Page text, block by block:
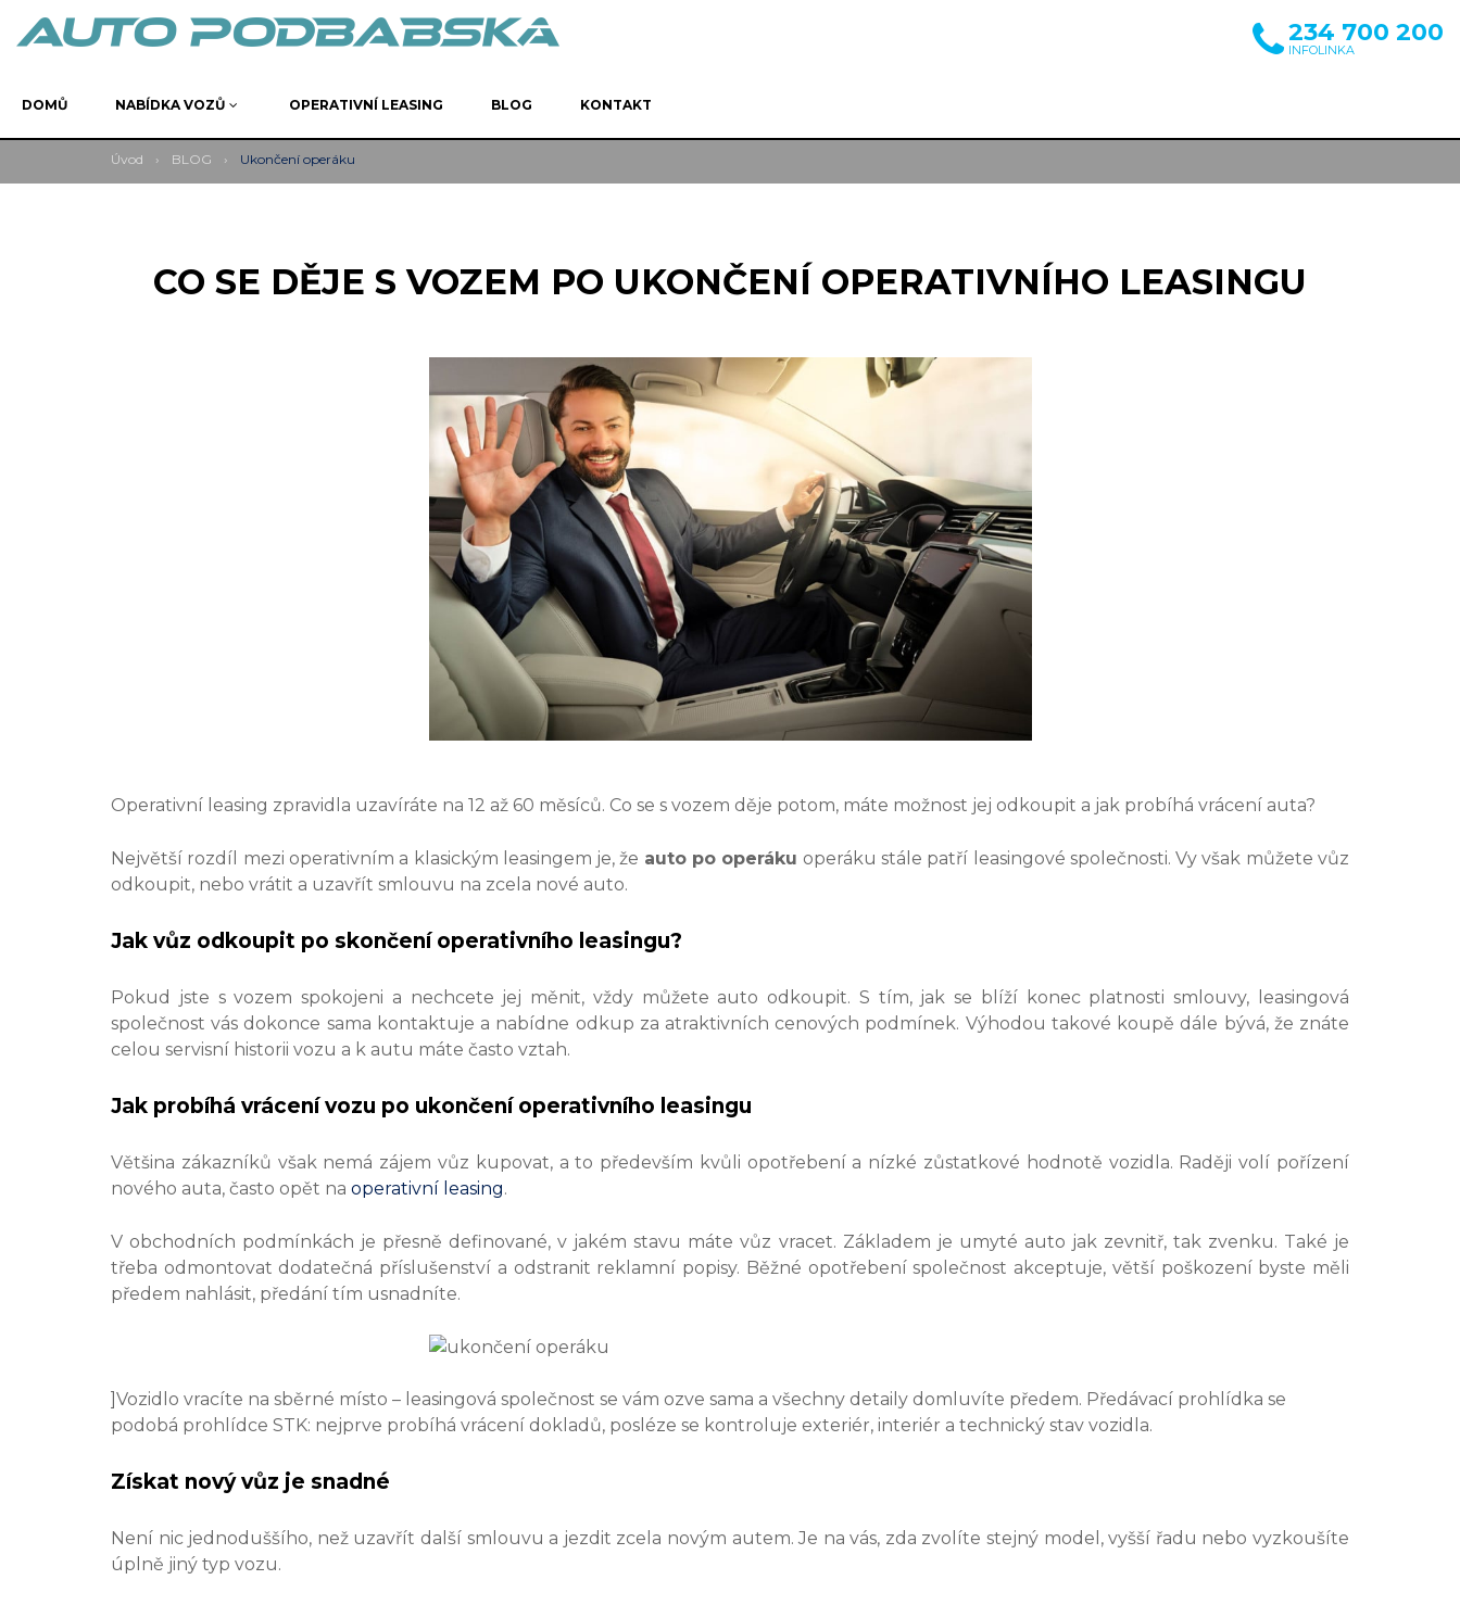
234 700 200
INFOLINKA
DOMŮ NABÍDKA VOZŮ OPERATIVNÍ LEASING BLOG KONTAKT
Úvod › BLOG › Ukončení operáku
CO SE DĚJE S VOZEM PO UKONČENÍ OPERATIVNÍHO LEASINGU
Operativní leasing zpravidla uzavíráte na 12 až 60 měsíců. Co se s vozem děje potom, máte možnost jej odkoupit a jak probíhá vrácení auta?
Největší rozdíl mezi operativním a klasickým leasingem je, že auto po operáku operáku stále patří leasingové společnosti. Vy však můžete vůz
odkoupit, nebo vrátit a uzavřít smlouvu na zcela nové auto.
Jak vůz odkoupit po skončení operativního leasingu?
Pokud jste s vozem spokojeni a nechcete jej měnit, vždy můžete auto odkoupit. S tím, jak se blíží konec platnosti smlouvy, leasingová
společnost vás dokonce sama kontaktuje a nabídne odkup za atraktivních cenových podmínek. Výhodou takové koupě dále bývá, že znáte
celou servisní historii vozu a k autu máte často vztah.
Jak probíhá vrácení vozu po ukončení operativního leasingu
Většina zákazníků však nemá zájem vůz kupovat, a to především kvůli opotřebení a nízké zůstatkové hodnotě vozidla. Raději volí pořízení
nového auta, často opět na operativní leasing.
V obchodních podmínkách je přesně definované, v jakém stavu máte vůz vracet. Základem je umyté auto jak zevnitř, tak zvenku. Také je
třeba odmontovat dodatečná příslušenství a odstranit reklamní popisy. Běžné opotřebení společnost akceptuje, větší poškození byste měli
předem nahlásit, předání tím usnadníte.
]Vozidlo vracíte na sběrné místo – leasingová společnost se vám ozve sama a všechny detaily domluvíte předem. Předávací prohlídka se
podobá prohlídce STK: nejprve probíhá vrácení dokladů, posléze se kontroluje exteriér, interiér a technický stav vozidla.
Získat nový vůz je snadné
Není nic jednoduššího, než uzavřít další smlouvu a jezdit zcela novým autem. Je na vás, zda zvolíte stejný model, vyšší řadu nebo vyzkoušíte
úplně jiný typ vozu.